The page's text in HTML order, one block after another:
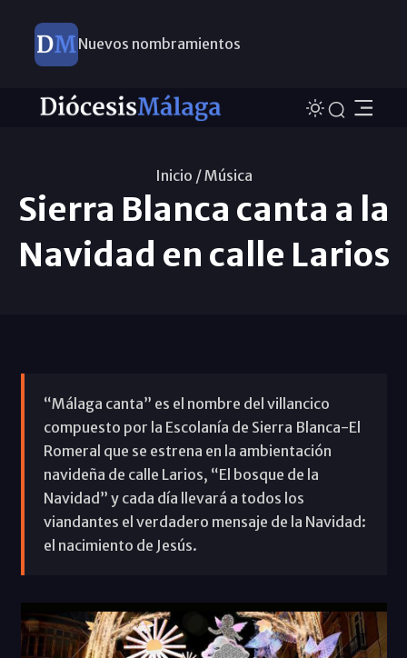
Nuevos nombramientos
Inicio /Música
Sierra Blanca canta a la
Navidad en calle Larios
“Málaga canta” es el nombre del villancico
compuesto por la Escolanía de Sierra Blanca-El
Romeral que se estrena en la ambientación
navideña de calle Larios, “El bosque de la
Navidad” y cada día llevará a todos los
viandantes el verdadero mensaje de la Navidad:
el nacimiento de Jesús.